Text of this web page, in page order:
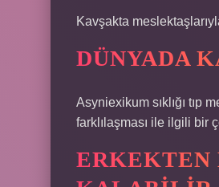
Kavşakta
DÜNYADA
Asyniexikum sıklığı tıp
farklılaşması ile ilgili bir
ERKEKTEN